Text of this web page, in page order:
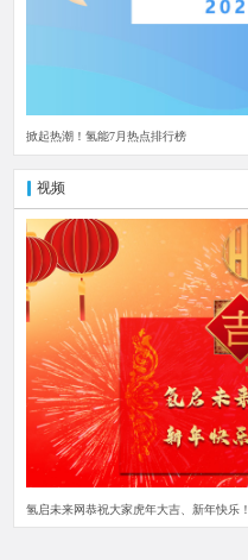
掀起热潮！氢能7月热点排行榜
视频
氢启未来网恭祝大家虎年大吉、新年快乐！